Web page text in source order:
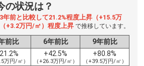
の状況は？
3年前と比較して21.2%程度上昇（+15.5万
+3.2万円/㎡）程度上昇で推移しています。
前比 6年前比
9年前比
万円/㎡）
+42.5%
（+26.3万円/㎡）
+80.8%
（+39.5万円/㎡）